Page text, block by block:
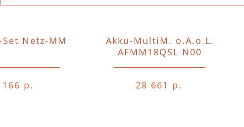
Netz-MM
р.
Akku-MultiM. o.A.o.L.
AFMM18QSL N00
28 661 р.